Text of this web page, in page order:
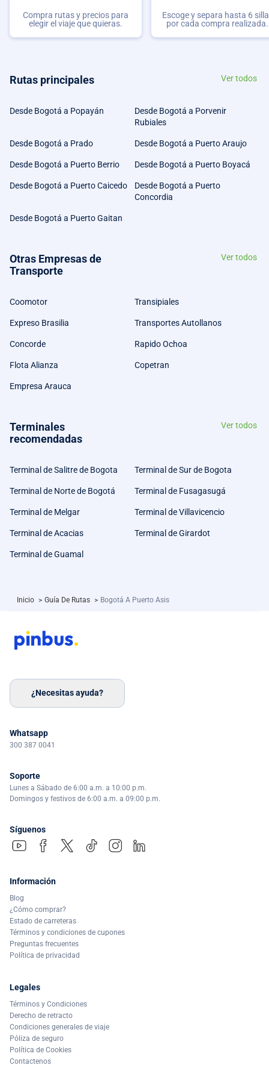
Compra rutas y precios para
elegir el viaje que quieras.
Escoge y separa hasta 6
por cada compra realizada.
Rutas principales Ver todos
Desde Bogotá a Popayán
Desde Bogotá a Porvenir
Rubiales
Desde Bogotá a Prado Desde Bogotá a Puerto Araujo
Desde Bogotá a Puerto Berrio Desde Bogotá a Puerto Boyacá
Desde Bogotá a Puerto Caicedo
Desde Bogotá a Puerto
Concordia
Desde Bogotá a Puerto Gaitan
Otras Empresas de
Transporte
Ver todos
Coomotor Transipiales
Expreso Brasilia Transportes Autollanos
Concorde Rapido Ochoa
Flota Alianza Copetran
Empresa Arauca
Terminales
recomendadas
Ver todos
Terminal de Salitre de Bogota Terminal de Sur de Bogota
Terminal de Norte de Bogotá Terminal de Fusagasugá
Terminal de Melgar Terminal de Villavicencio
Terminal de Acacias Terminal de Girardot
Terminal de Guamal
Inicio > Guía De Rutas > Bogotá A Puerto Asis
¿Necesitas ayuda?
Whatsapp
300 387 0041
Soporte
Lunes a Sábado de 6:00 a.m. a 10:00 p.m.
Domingos y festivos de 6:00 a.m. a 09:00 p.m.
Síguenos
Información
Blog
¿Cómo comprar?
Estado de carreteras
Términos y condiciones de cupones
Preguntas frecuentes
Política de privacidad
Legales
Términos y Condiciones
Derecho de retracto
Condiciones generales de viaje
Póliza de seguro
Política de Cookies
Contactenos